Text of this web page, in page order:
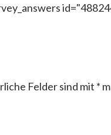
Felder sind mit *